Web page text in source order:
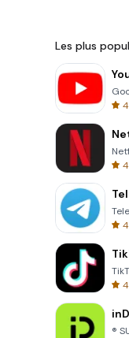
Les plus
®